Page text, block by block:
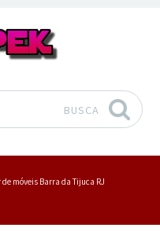
BUSCA
móveis Barra da Tijuca RJ